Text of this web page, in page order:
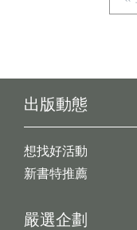
出版動態
想找好活動
新書特推薦
嚴選企劃